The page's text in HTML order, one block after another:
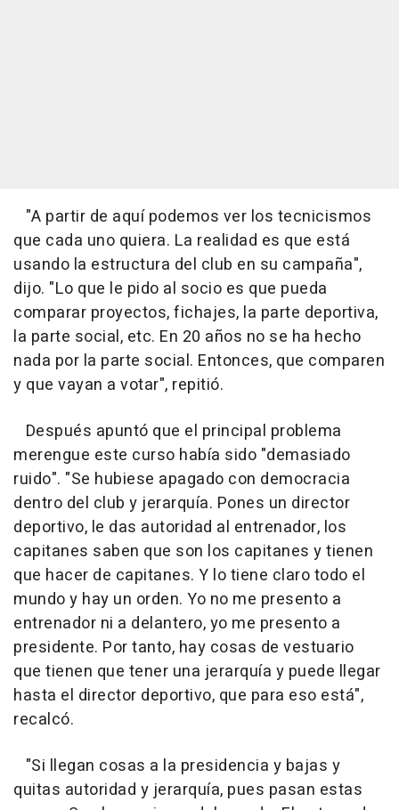
"A partir de aquí podemos ver los tecnicismos
que cada uno quiera. La realidad es que está
usando la estructura del club en su campaña",
dijo. "Lo que le pido al socio es que pueda
comparar proyectos, fichajes, la parte deportiva,
la parte social, etc. En 20 años no se ha hecho
nada por la parte social. Entonces, que comparen
y que vayan a votar", repitió.
Después apuntó que el principal problema
merengue este curso había sido "demasiado
ruido". "Se hubiese apagado con democracia
dentro del club y jerarquía. Pones un director
deportivo, le das autoridad al entrenador, los
capitanes saben que son los capitanes y tienen
que hacer de capitanes. Y lo tiene claro todo el
mundo y hay un orden. Yo no me presento a
entrenador ni a delantero, yo me presento a
presidente. Por tanto, hay cosas de vestuario
que tienen que tener una jerarquía y puede llegar
hasta el director deportivo, que para eso está",
recalcó.
"Si llegan cosas a la presidencia y bajas y
quitas autoridad y jerarquía, pues pasan estas